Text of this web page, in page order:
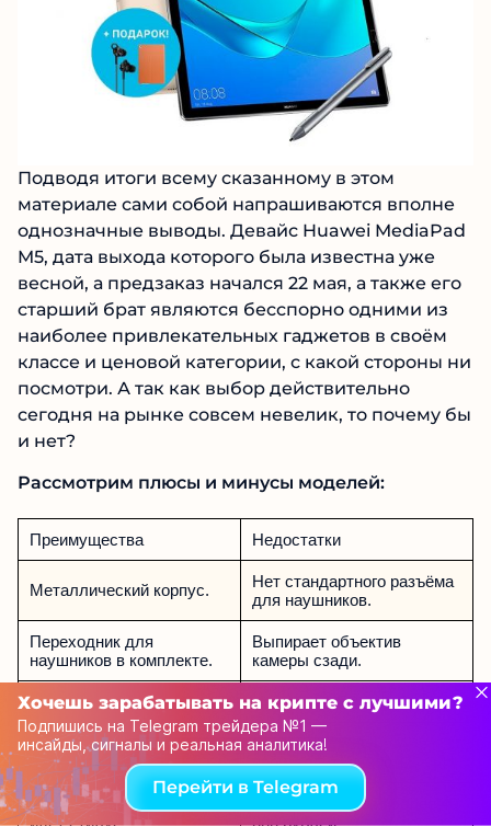
Подводя итоги всему сказанному в этом
материале сами собой напрашиваются вполне
однозначные выводы. Девайс Huawei MediaPad
M5, дата выхода которого была известна уже
весной, а предзаказ начался 22 мая, а также его
старший брат являются бесспорно одними из
наиболее привлекательных гаджетов в своём
классе и ценовой категории, с какой стороны ни
посмотри. А так как выбор действительно
сегодня на рынке совсем невелик, то почему бы
и нет?
Рассмотрим плюсы и минусы моделей:
Преимущества Недостатки
Металлический корпус.
Нет стандартного разъёма
для наушников.
Переходник для
наушников в комплекте.
Выпирает объектив
камеры сзади.
Отличное звучание. Нет чипа NFC.
Хороший показатель
автономности.
Средняя
производительность.
В комплекте с «прошкой»
идёт стилус.
Про-версия стоит более 40
000 рублей.
Хочешь зарабатывать на крипте с лучшими?
Подпишись на Telegram трейдера №1 —
инсайды, сигналы и реальная аналитика!
Перейти в Telegram